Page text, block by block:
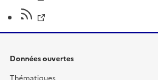
Données ouvertes